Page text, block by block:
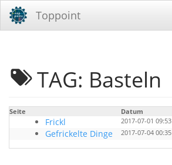
Toppoint
TAG: Basteln
Seite Datum
Frickl 2017-07-01 09:53
Gefrickelte Dinge 2017-07-04 00:35